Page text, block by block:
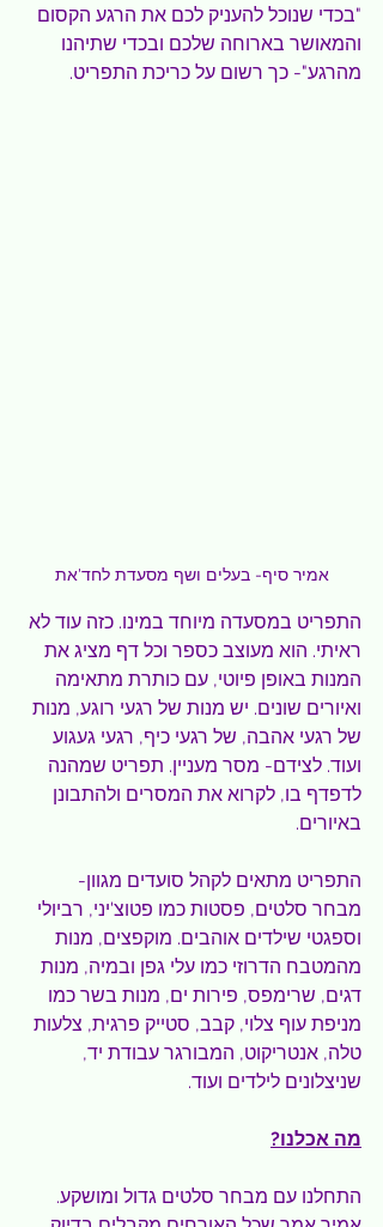
"בכדי שנוכל להעניק לכם את הרגע הקסום
והמאושר בארוחה שלכם ובכדי שתיהנו
מהרגע"- כך רשום על כריכת התפריט.
אמיר סיף- בעלים ושף מסעדת לחד'את
התפריט במסעדה מיוחד במינו. כזה עוד לא
ראיתי. הוא מעוצב כספר וכל דף מציג את
המנות באופן פיוטי, עם כותרת מתאימה
ואיורים שונים. יש מנות של רגעי רוגע, מנות
של רגעי אהבה, של רגעי כיף, רגעי געגוע
ועוד. לצידם- מסר מעניין. תפריט שמהנה
לדפדף בו, לקרוא את המסרים ולהתבונן
באיורים.
התפריט מתאים לקהל סועדים מגוון-
מבחר סלטים, פסטות כמו פטוצ'יני, רביולי
וספגטי שילדים אוהבים. מוקפצים, מנות
מהמטבח הדרוזי כמו עלי גפן ובמיה, מנות
דגים, שרימפס, פירות ים, מנות בשר כמו
מניפת עוף צלוי, קבב, סטייק פרגית, צלעות
טלה, אנטריקוט, המבורגר עבודת יד,
שניצלונים לילדים ועוד.
מה אכלנו?
התחלנו עם מבחר סלטים גדול ומושקע.